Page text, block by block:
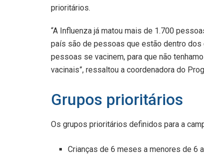
prioritários.
“A Influenza já matou mais de 1.700
país são de pessoas que estão dentro dos
pessoas se vacinem, para que não
vacinais”, ressaltou a coordenadora do
Grupos prioritários
Os grupos prioritários definidos para a
Crianças de 6 meses a menores de 6